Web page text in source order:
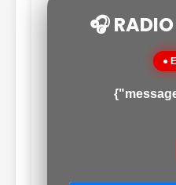
🎧 RADIO
●